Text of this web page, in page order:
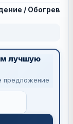
/ Обогрев
лучшую
предложение